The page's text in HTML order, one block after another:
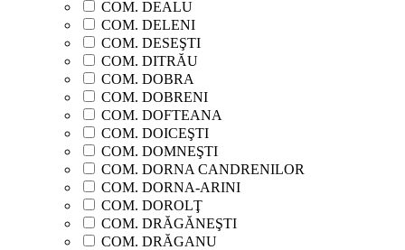
COM. DEALU
COM. DELENI
COM. DESEŞTI
COM. DITRĂU
COM. DOBRA
COM. DOBRENI
COM. DOFTEANA
COM. DOICEŞTI
COM. DOMNEŞTI
COM. DORNA CANDRENILOR
COM. DORNA-ARINI
COM. DOROLŢ
COM. DRĂGĂNEŞTI
COM. DRĂGANU